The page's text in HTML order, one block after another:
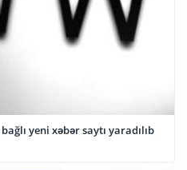
yeni xəbər saytı yaradılıb